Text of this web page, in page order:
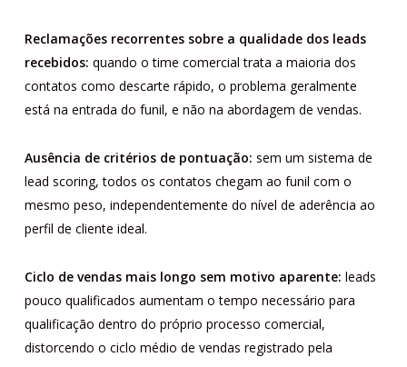
Reclamações recorrentes sobre a qualidade dos leads
recebidos: quando o time comercial trata a maioria dos
contatos como descarte rápido, o problema geralmente
está na entrada do funil, e não na abordagem de vendas.
Ausência de critérios de pontuação: sem um sistema de
lead scoring, todos os contatos chegam ao funil com o
mesmo peso, independentemente do nível de aderência ao
perfil de cliente ideal.
Ciclo de vendas mais longo sem motivo aparente: leads
pouco qualificados aumentam o tempo necessário para
qualificação dentro do próprio processo comercial,
distorcendo o ciclo médio de vendas registrado pela